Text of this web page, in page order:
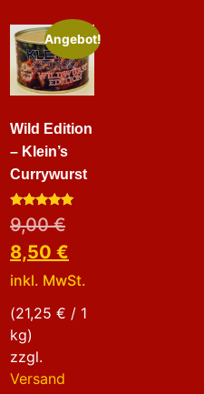
Angebot!
Wild Edition
– Klein’s
Currywurst
Bewertet
mit
von 5
9,00€
8,50 €
inkl. MwSt.
(21,25 € / 1
kg)
zzgl.
Versand